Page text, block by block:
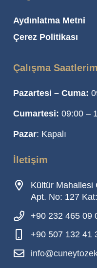
Aydınlatma Metni
Çerez Politikası
Çalışma
Pazartesi – Cuma:
Cumartesi: 09:00 –
Pazar: Kapalı
İletişim
Kültür Mahallesi
Apt. No: 127
+90 232 465 09
+90 507 132 41